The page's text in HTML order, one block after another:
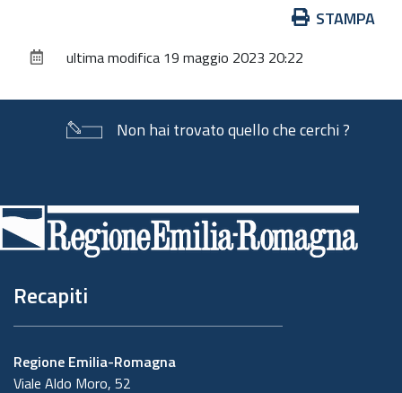
documento
STAMPA
ultima modifica 19 maggio 2023 20:22
Non hai trovato quello che cerchi ?
di
pagina
Recapiti
Regione Emilia-Romagna
Viale Aldo Moro, 52